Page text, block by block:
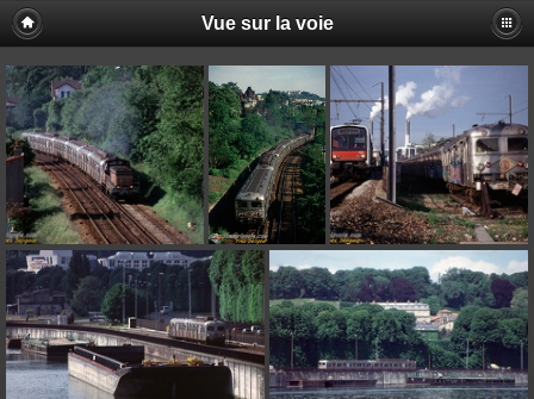
Vue sur la voie